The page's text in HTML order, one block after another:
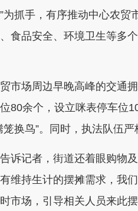
为抓手，有序推动中心农贸
食品安全、环境卫生等多
场周边早晚高峰的交通拥
80余个，设立咪表停车位
笼换鸟”。同时，执法队伍
记者，街道还着眼购物及
维持生计的摆摊需求，我
市场，引导相关人员来此